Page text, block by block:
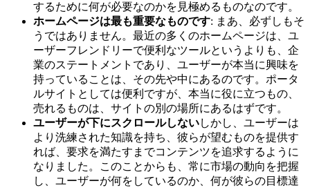
するために何が必要なのかを見極めるものなのです。
ホームページは最も重要なものです: まあ、必ずしもそ
うではありません。最近の多くのホームページは、ユ
ーザーフレンドリーで便利なツールというよりも、企
業のステートメントであり、ユーザーが本当に興味を
持っていることは、その先や中にあるのです。ポータ
ルサイトとしては便利ですが、本当に役に立つもの、
売れるものは、サイトの別の場所にあるはずです。
ユーザーが下にスクロールしないしかし、ユーザーは
より洗練された知識を持ち、彼らが望むものを提供す
れば、要求を満たすまでコンテンツを追求するように
なりました。このことからも、常に市場の動向を把握
し、ユーザーが何をしているのか、何が彼らの目標達